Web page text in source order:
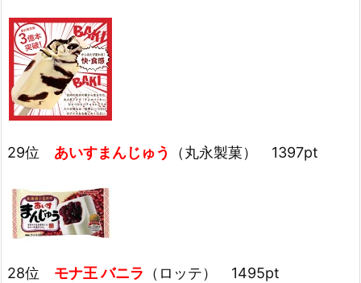
29位 あいすまんじゅう （丸永製菓） 1397pt
28位 モナ王 バニラ （ロッテ） 1495pt